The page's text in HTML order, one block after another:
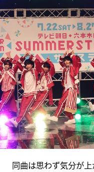
同曲は思わず気分が